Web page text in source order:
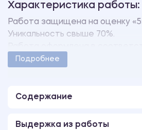
Характеристика работы:
Работа защищена на оценку
Уникальность свыше 70%.
методическими указаниями
Подробнее
Содержание
Выдержка из работы